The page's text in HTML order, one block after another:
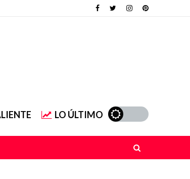
LO ÚLTIMO